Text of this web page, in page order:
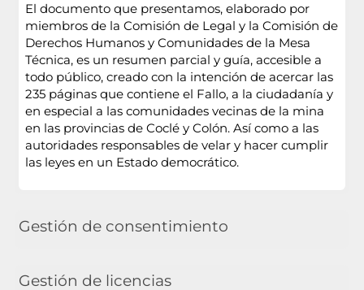
El documento que presentamos, elaborado por
miembros de la Comisión de Legal y la Comisión de
Derechos Humanos y Comunidades de la Mesa
Técnica, es un resumen parcial y guía, accesible a
todo público, creado con la intención de acercar las
235 páginas que contiene el Fallo, a la ciudadanía y
en especial a las comunidades vecinas de la mina
en las provincias de Coclé y Colón. Así como a las
autoridades responsables de velar y hacer cumplir
las leyes en un Estado democrático.
Gestión de consentimiento
Gestión de licencias